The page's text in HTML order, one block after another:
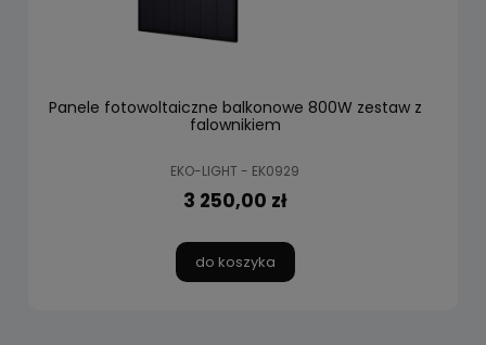
Panele fotowoltaiczne balkonowe 800W zestaw z
falownikiem
EKO-LIGHT - EK0929
3 250,00 zł
do koszyka